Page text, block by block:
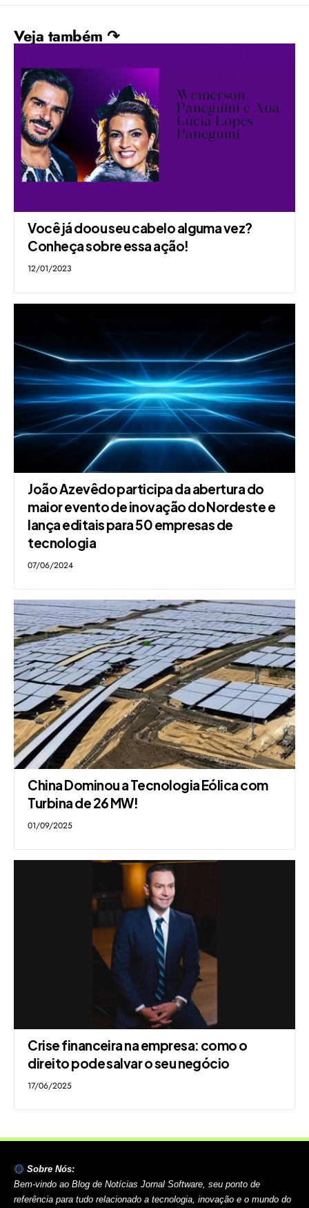
Veja também ↷
Você já doou seu cabelo alguma vez?
Conheça sobre essa ação!
12/01/2023
João Azevêdo participa da abertura do
maior evento de inovação do Nordeste e
lança editais para 50 empresas de
tecnologia
07/06/2024
China Dominou a Tecnologia Eólica com
Turbina de 26 MW!
01/09/2025
Crise financeira na empresa: como o
direito pode salvar o seu negócio
17/06/2025
Sobre Nós:
Bem-vindo ao Blog de Notícias Jornal Software, seu ponto de
referência para tudo relacionado a tecnologia, inovação e o mundo do